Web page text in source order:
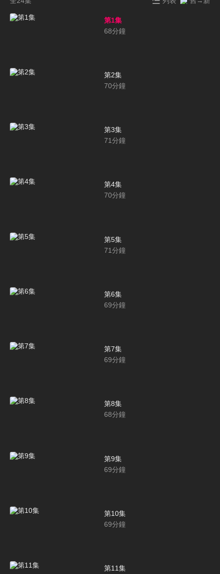
第1集
68分鐘
第2集
70分鐘
第3集
71分鐘
第4集
70分鐘
第5集
71分鐘
第6集
69分鐘
第7集
69分鐘
第8集
68分鐘
第9集
69分鐘
第10集
69分鐘
第11集